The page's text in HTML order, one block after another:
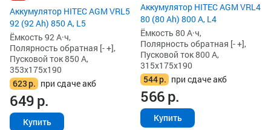
Аккумулятор HITEC AGM VRL5
92 (92 Ah) 850 А, L5
Ёмкость 92 А·ч,
Полярность обратная [- +],
Пусковой ток 850 А,
353x175x190
623р. при сдаче акб
649р.
Купить
Аккумулятор HITEC AGM VRL4
80 (80 Ah) 800 А, L4
Ёмкость 80 А·ч,
Полярность обратная [- +],
Пусковой ток 800 А,
315x175x190
544р. при сдаче акб
566р.
Купить